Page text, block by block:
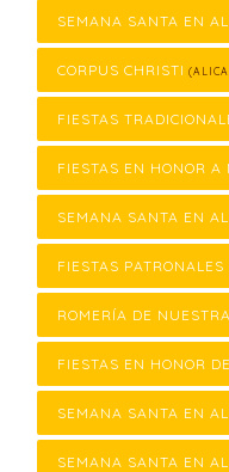
SEMANA SANTA EN
CORPUS CHRISTI
FIESTAS
FIESTAS EN HONOR
SEMANA SANTA EN
FIESTAS
ROMERÍA DE
FIESTAS EN HONOR
SEMANA SANTA EN
SEMANA SANTA EN